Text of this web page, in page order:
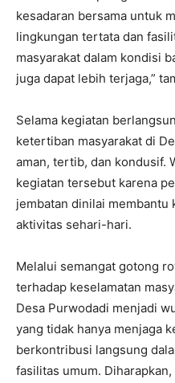
kesadaran bersama untuk
lingkungan tertata dan
masyarakat dalam kondisi
juga dapat lebih terjaga,”
Selama kegiatan
ketertiban masyarakat di
aman, tertib, dan kondusif.
kegiatan tersebut karena
jembatan dinilai membantu
aktivitas sehari-hari.
Melalui semangat gotong
terhadap keselamatan
Desa Purwodadi menjadi
yang tidak hanya menjaga
berkontribusi langsung
fasilitas umum.